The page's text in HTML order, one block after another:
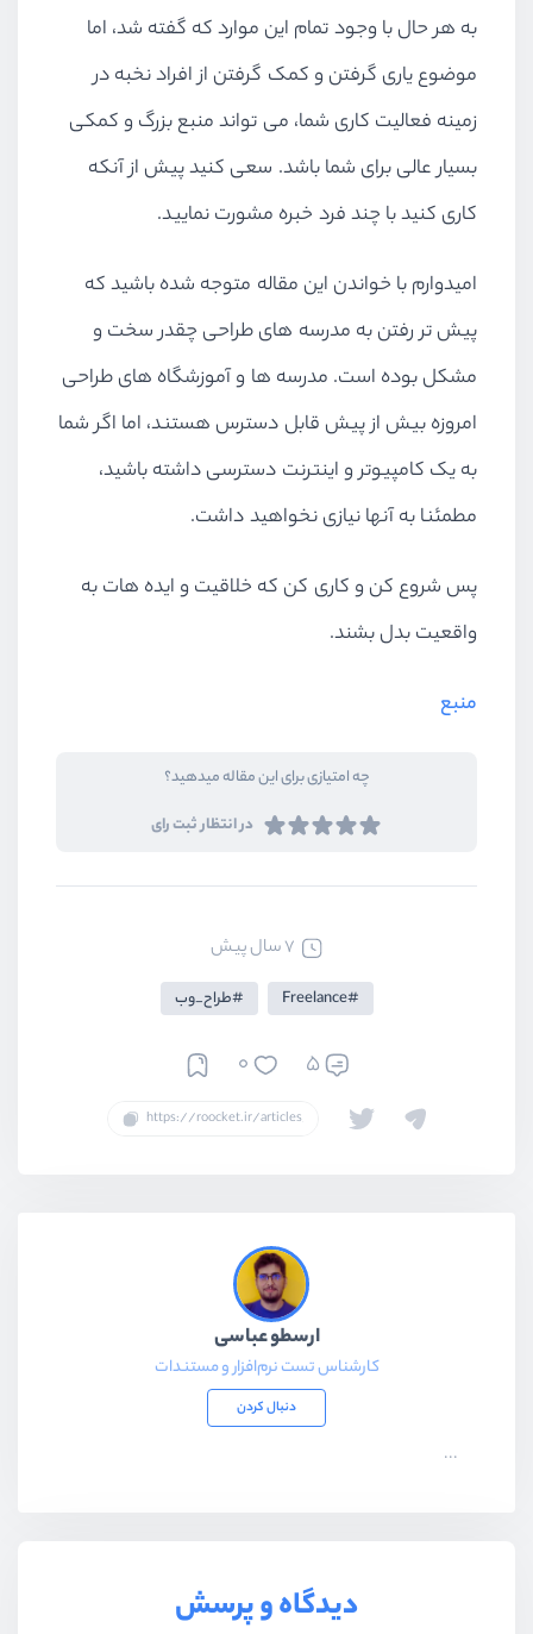
به هر حال با وجود تمام این موارد که گفته شد، اما
موضوع یاری گرفتن و کمک گرفتن از افراد نخبه در
زمینه فعالیت کاری شما، می تواند منبع بزرگ و کمکی
بسیار عالی برای شما باشد. سعی کنید پیش از آنکه
کاری کنید با چند فرد خبره مشورت نمایید.
امیدوارم با خواندن این مقاله متوجه شده باشید که
پیش تر رفتن به مدرسه های طراحی چقدر سخت و
مشکل بوده است. مدرسه ها و آموزشگاه های طراحی
امروزه بیش از پیش قابل دسترس هستند، اما اگر شما
به یک کامپیوتر و اینترنت دسترسی داشته باشید،
مطمئنا به آنها نیازی نخواهید داشت.
پس شروع کن و کاری کن که خلاقیت و ایده هات به
واقعیت بدل بشند.
منبع
چه امتیازی برای این مقاله میدهید؟
در انتظار ثبت رای
7 سال پیش
Freelance طراح_وب
5
0
ارسطو عباسی
کارشناس تست نرم‌افزار و مستندات
دنبال کردن
...
دیدگاه و پرسش